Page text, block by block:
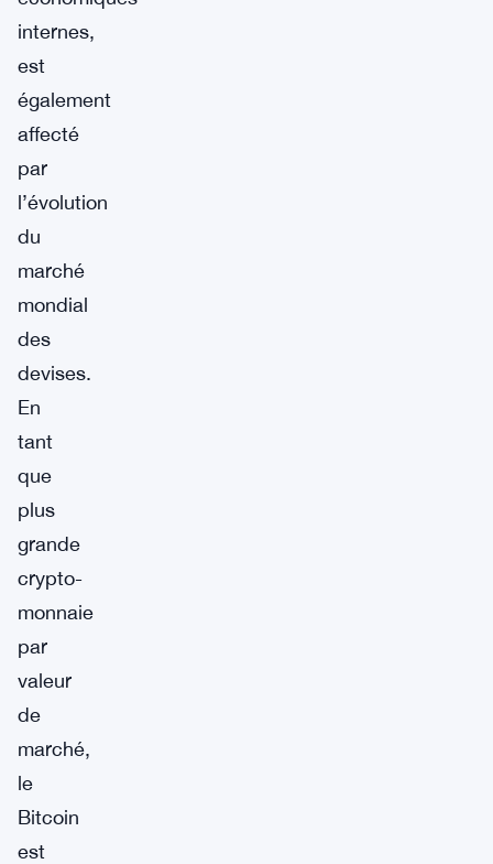
internes,
est
également
affecté
par
l’évolution
du
marché
mondial
des
devises.
En
tant
que
plus
grande
crypto-
monnaie
par
valeur
de
marché,
le
Bitcoin
est